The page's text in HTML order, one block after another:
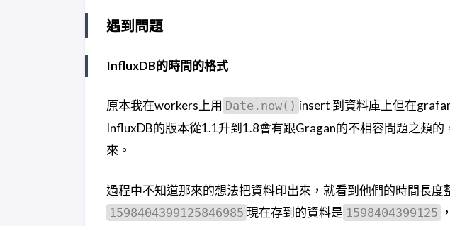
遇到問題
InfluxDB的時間的格式
原本我在workers上用 Date.now() insert 到資料庫上但在
InfluxDB的版本從1.1升到1.8會有跟Gragan的不相容問題之類
來。
過程中不知道那來的想法把資料印出來，就看到他們的時間長度
1598404399125846985 現在存到的資料是 1598404399125